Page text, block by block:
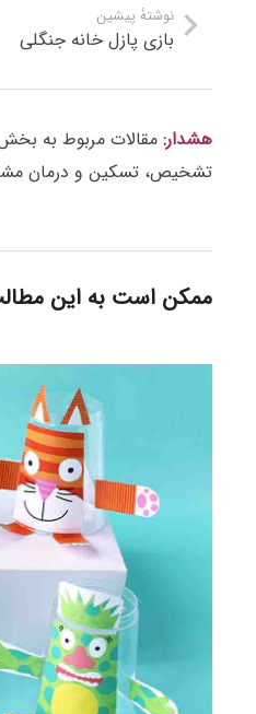
نوشتهٔ پیشین
بازی پازل خانه جنگلی
هشدار: مقالات مربوط به بخش
تشخیص، تسکین و درمان
ممکن است به این